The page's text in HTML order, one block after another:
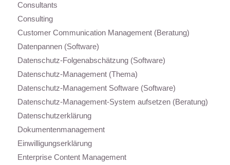
Consultants
Consulting
Customer Communication Management (Beratung)
Datenpannen (Software)
Datenschutz-Folgenabschätzung (Software)
Datenschutz-Management (Thema)
Datenschutz-Management Software (Software)
Datenschutz-Management-System aufsetzen (Beratung)
Datenschutzerklärung
Dokumentenmanagement
Einwilligungserklärung
Enterprise Content Management